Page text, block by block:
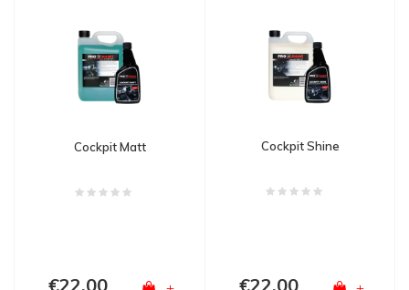
Cockpit Matt
€22,00
Cockpit Shine
€22,00